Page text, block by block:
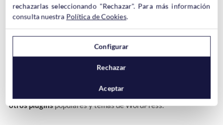
Esto hace que el proceso de actualización de archivos
Integración con otros plugins y temas
La compatibilidad de Enable Media Replace se ha mejorado en
gran medida, lo que permite una
otros pluginspopulares y temas de WordPress.
rechazarlas seleccionando "Rechazar". Para más información
consulta nuestra Política de Cookies.
Configurar
Rechazar
Aceptar